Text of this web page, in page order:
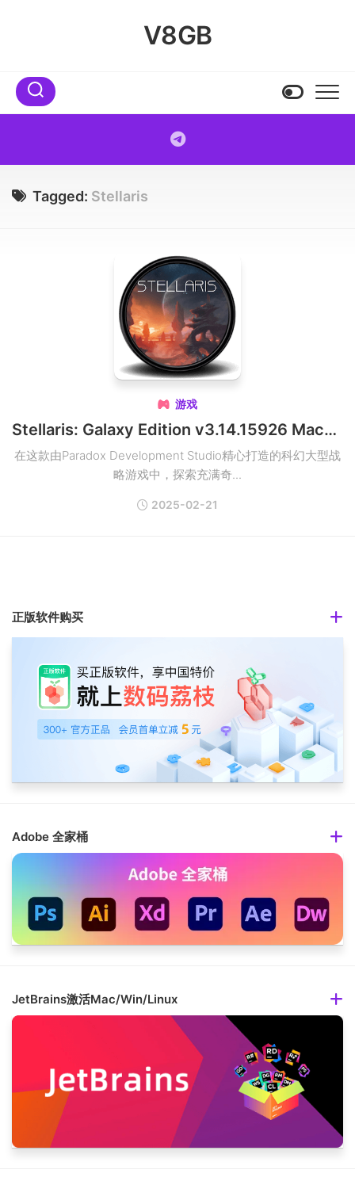
V8GB
Tagged: Stellaris
 游戏
Stellaris: Galaxy Edition v3.14.15926 Mac群星银河版破解版
在这款由Paradox Development Studio精心打造的科幻大型战
略游戏中，探索充满奇...
2025-02-21
正版软件购买
Adobe 全家桶
JetBrains激活Mac/Win/Linux